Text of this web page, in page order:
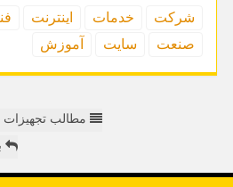
شركت خدمات اینترنت
صنعت
سایت آموزش
مطالب تجهیزات